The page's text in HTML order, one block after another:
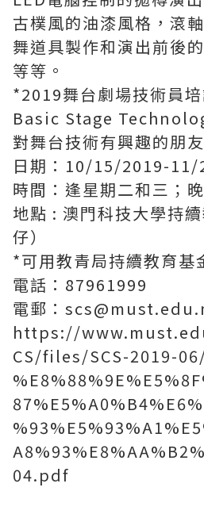
古樸風的油漆風格，滾
舞道具製作和演出前後
等等。
*2019舞台劇場技術員
Basic Stage
對舞台技術有興趣的朋
日期：10/15/2019-
時間：逢星期二和三；
地點 : 澳門科技大學持
仔）
*可用教青局持續教育基
電話：87961999
電郵：
https://
CS/files/SCS-2019-
04.pdf